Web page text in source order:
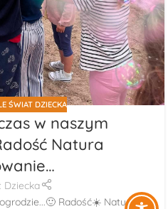
ŚWIAT DZIECKA
w naszym
Natura
Dziecka
Radość☀️ Natura🌳